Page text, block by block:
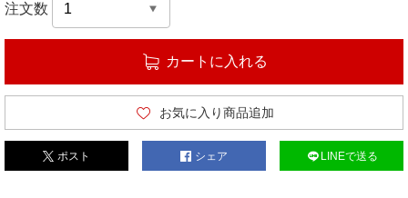
注文数
カートに入れる
お気に入り商品追加
ポスト シェア LINEで送る